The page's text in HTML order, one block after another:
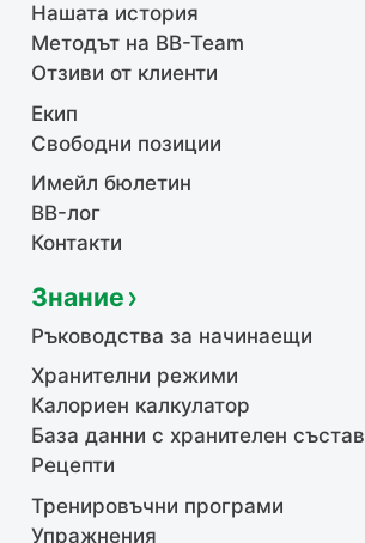
Нашата история
Методът на BB-Team
Отзиви от клиенти
Екип
Свободни позиции
Имейл бюлетин
BB-лог
Контакти
Знание
Ръководства за начинаещи
Хранителни режими
Калориен калкулатор
База данни с хранителен състав
Рецепти
Тренировъчни програми
Упражнения